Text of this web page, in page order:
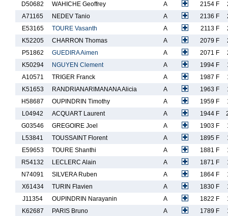
D50682
WAHICHE Geoffrey A 2154 F
A71165
NEDEV Tanio A 2136 F
E53165
TOURE Vasanth A 2113 F
K52205
CHARRON Thomas A 2079 F
P51862
GUEDIRA Aimen A 2071 F
K50294
NGUYEN Clement A 1994 F
A10571
TRIGER Franck A 1987 F
K51653
RANDRIANARIMANANA Alicia A 1963 F
H58687
OUPINDRIN Timothy A 1959 F
L04942
ACQUART Laurent A 1944 F
G03546
GREGOIRE Joel A 1903 F
L53841
TOUSSAINT Florent A 1895 F
E59653
TOURE Shanthi A 1881 F
R54132
LECLERC Alain A 1871 F
N74091
SILVERA Ruben A 1864 F
X61434
TURIN Flavien A 1830 F
J11354
OUPINDRIN Narayanin A 1822 F
K62687
PARIS Bruno A 1789 F